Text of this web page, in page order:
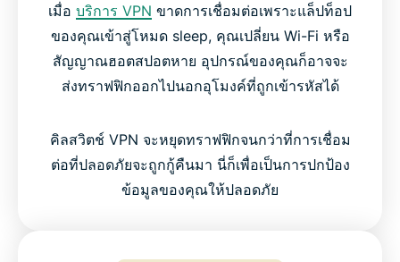
เทคโนโลยีที่ได้รับความไว้วางใจเบื้องหลังคิลสวิตช์
อินเทอร์เน็ต
คำถามที่พบบ่อย : เกี่ยวกับคิลสวิตช์ VPN
เมื่อ บริการ VPN ขาดการเชื่อมต่อเพราะแล็ปท็อป
ของคุณเข้าสู่โหมด sleep, คุณเปลี่ยน Wi-Fi หรือ
สัญญาณฮอตสปอตหาย อุปกรณ์ของคุณก็อาจจะ
ส่งทราฟฟิกออกไปนอกอุโมงค์ที่ถูกเข้ารหัสได้
คิลสวิตช์ VPN จะหยุดทราฟฟิกจนกว่าที่การเชื่อม
ต่อที่ปลอดภัยจะถูกกู้คืนมา นี่ก็เพื่อเป็นการปกป้อง
ข้อมูลของคุณให้ปลอดภัย